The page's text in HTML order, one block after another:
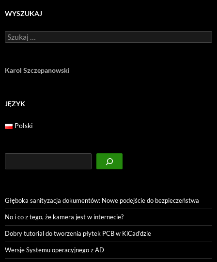
WYSZUKAJ
Szukaj:
Karol Szczepanowski
JĘZYK
Polski
Głęboka sanityzacja dokumentów: Nowe podejście do bezpieczeństwa
No i co z tego, że kamera jest w internecie?
Dobry tutorial do tworzenia płytek PCB w KiCad’dzie
Wersje Systemu operacyjnego z AD